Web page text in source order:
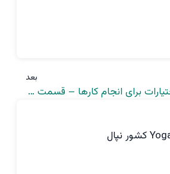
بعد
آموزش آسترولوژی: اختیارات برای انجام کارها – قسمت سی و پنجم